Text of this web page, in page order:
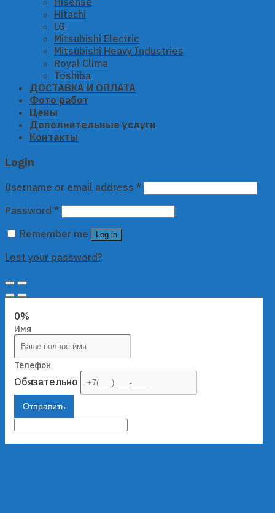
Hitachi
LG
Mitsubishi Electric
Mitsubishi Heavy Industries
Royal Clima
Toshiba
ДОСТАВКА И ОПЛАТА
Фото работ
Цены
Дополнительные услуги
Контакты
Login
Username or email address *
Password *
Remember me
Log in
Lost your password?
0%
Имя
Телефон
Обязательно
Отправить